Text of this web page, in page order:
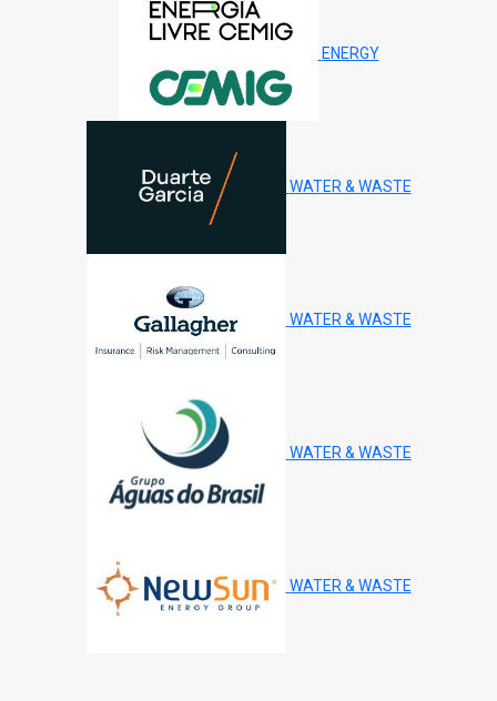
ENERGY
WATER & WASTE
WATER & WASTE
WATER & WASTE
WATER & WASTE